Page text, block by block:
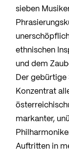
sieben
ethnischen
und dem
Der gebürtige
Konzentrat
markanter,
Auftritten in